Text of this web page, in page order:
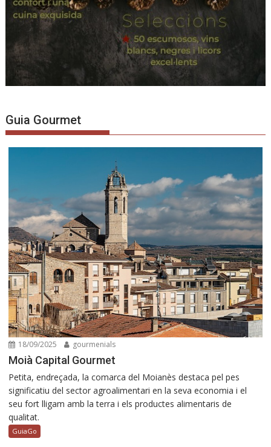
Guia Gourmet
18/09/2025 gourmenials
Moià Capital Gourmet
Petita, endreçada, la comarca del Moianès destaca pel pes
significatiu del sector agroalimentari en la seva economia i el
seu fort lligam amb la terra i els productes alimentaris de
qualitat.
GuiaGo